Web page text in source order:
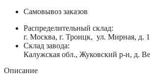
Самовывоз заказов
Распределительный склад:
г. Москва, г. Троицк, ул. Мирная, д.
Склад завода:
Калужская обл., Жуковский р-н, д.
Описание